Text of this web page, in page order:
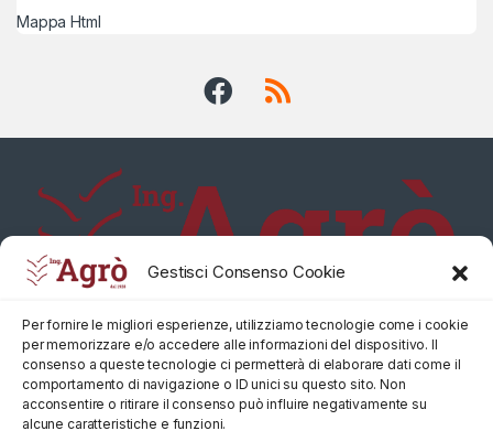
Gestisci Consenso Cookie
Per fornire le migliori esperienze, utilizziamo tecnologie come i cookie
per memorizzare e/o accedere alle informazioni del dispositivo. Il
consenso a queste tecnologie ci permetterà di elaborare dati come il
comportamento di navigazione o ID unici su questo sito. Non
acconsentire o ritirare il consenso può influire negativamente su
alcune caratteristiche e funzioni.
Mappa Html